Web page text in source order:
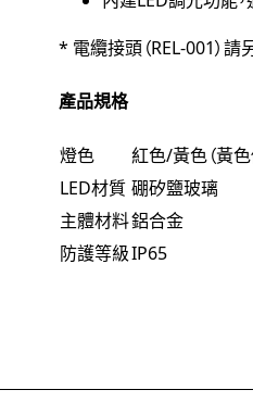
* 電纜接頭（REL-001）請
產品規格
燈色
紅色/黃色（黃色
LED材質 硼矽鹽玻璃
主體材料鋁合金
防護等級IP65